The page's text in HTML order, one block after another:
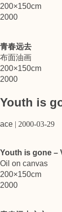
200×150cm
2000
青春远去
布面油画
200×150cm
2000
Youth is
ace 2000-03-29
Youth is gone –
Oil on canvas
200×150cm
2000